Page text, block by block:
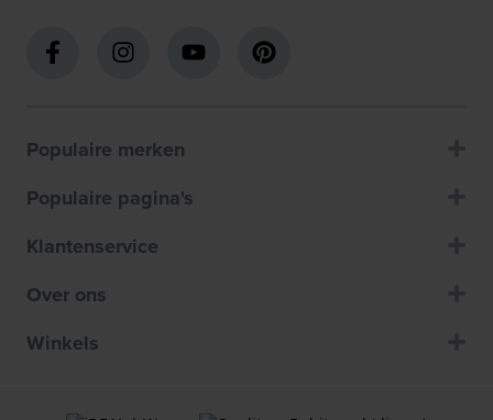
Populaire merken
Populaire pagina's
Klantenservice
Over ons
Winkels